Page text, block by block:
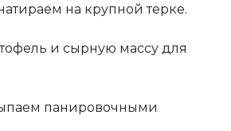
на крупной терке.
и сырную массу для
панировочными